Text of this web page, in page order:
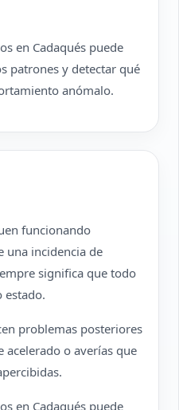
en Cadaqués puede
patrones y detectar qué
anómalo.
funcionando
una incidencia de
significa que todo
estado.
problemas posteriores
acelerado o averías que
en Cadaqués puede